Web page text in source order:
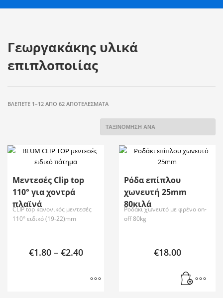
Γεωργακάκης υλικά
επιπλοποιίας
ΒΛΈΠΕΤΕ 1–12 ΑΠΌ 62 ΑΠΟΤΕΛΈΣΜΑΤΑ
Μεντεσές Clip top
110° για χοντρά
πλαϊνά
CLIP top κανονικός μεντεσές
110° ειδικό (19-22)mm
€1.80– €2.40
Ρόδα επίπλου
χωνευτή 25mm
80κιλά
Ροδάκι χωνευτό με φρένο on-
off 80kg
€18.00